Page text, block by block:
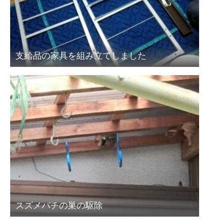
支給品の家具を組み立てしました
スズメバチの巣の駆除